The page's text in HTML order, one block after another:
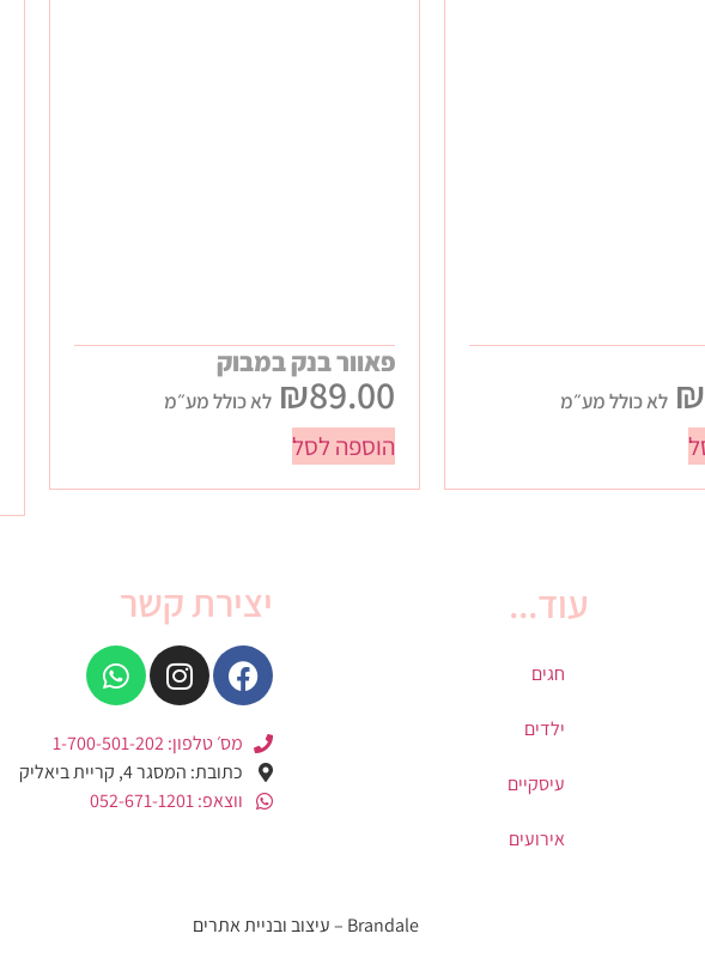
₪ לא כולל מע״מ
פאוור בנק במבוק
₪89.00 לא כולל מע״מ
הוספה לסל
עוד...
חגים
ילדים
עיסקיים
אירועים
יצירת קשר
מס׳ טלפון: 1-700-501-202
כתובת: המסגר 4, קריית ביאליק
ווצאפ: 052-671-1201
Brandale – עיצוב ובניית אתרים